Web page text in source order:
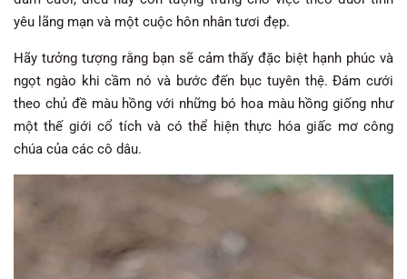
yêu lãng mạn và một cuộc hôn nhân tươi đẹp.
Hãy tưởng tượng rằng bạn sẽ cảm thấy đặc biệt hạnh phúc và
ngọt ngào khi cầm nó và bước đến bục tuyên thệ. Đám cưới
theo chủ đề màu hồng với những bó hoa màu hồng giống như
một thế giới cổ tích và có thể hiện thực hóa giấc mơ công
chúa của các cô dâu.